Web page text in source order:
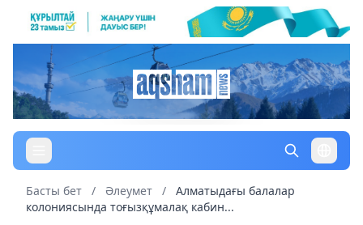
Басты бет / Әлеумет /
Алматыдағы балалар
колониясында тоғызқұмалақ кабин...